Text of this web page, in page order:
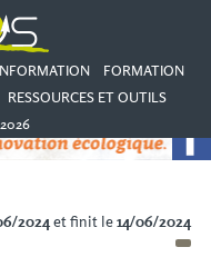
FORMATION
RESSOURCES ET OUTILS
2024et finit le14/06/2024